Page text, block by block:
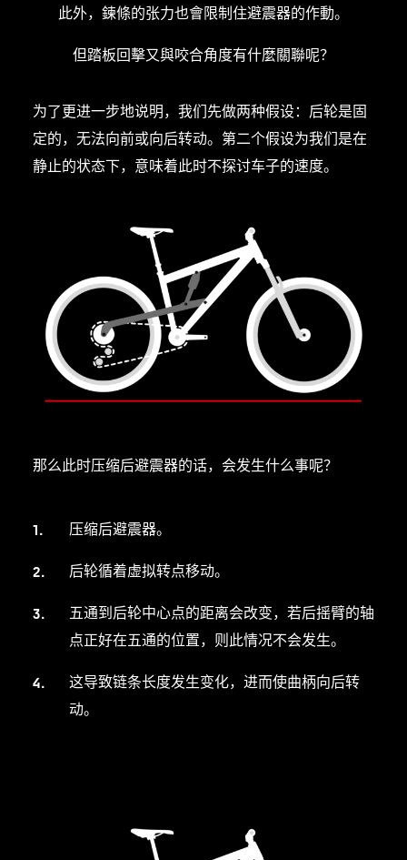
此外，鍊條的张力也會限制住避震器的作動。
但踏板回擊又與咬合角度有什麼關聯呢？
为了更进一步地说明，我们先做两种假设：后轮是固
定的，无法向前或向后转动。第二个假设为我们是在
静止的状态下，意味着此时不探讨车子的速度。
那么此时压缩后避震器的话，会发生什么事呢？
压缩后避震器。
后轮循着虚拟转点移动。
五通到后轮中心点的距离会改变，若后摇臂的轴
点正好在五通的位置，则此情况不会发生。
这导致链条长度发生变化，进而使曲柄向后转
动。